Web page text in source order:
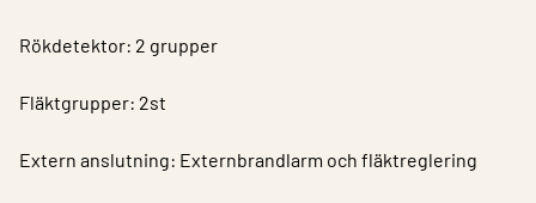
Rökdetektor: 2 grupper
Fläktgrupper: 2st
Extern anslutning: Externbrandlarm och fläktreglering